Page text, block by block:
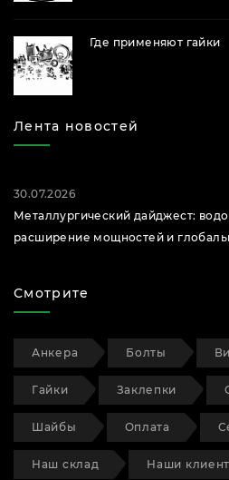
Где применяют гайки
Лента новостей
30.07.2026
Металлургический дайджест:
расширение мощностей и
Смотрите
Анкера Болты
Гайки Заклепки
Шайбы Оплата
Наш склад Наши